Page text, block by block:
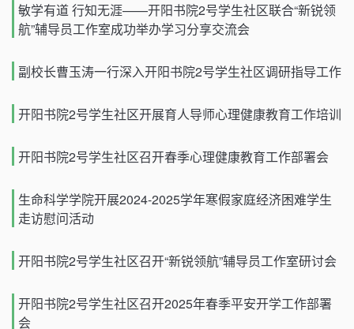
敏学有道 行知无涯——开阳书院2号学生社区联合“新锐领
航”辅导员工作室成功举办学习分享交流会
副校长曹玉涛一行深入开阳书院2号学生社区调研指导工作
开阳书院2号学生社区开展育人导师心理健康教育工作培训
开阳书院2号学生社区召开春季心理健康教育工作部署会
生命科学学院开展2024-2025学年寒假家庭经济困难学生
走访慰问活动
开阳书院2号学生社区召开“新锐领航”辅导员工作室研讨会
开阳书院2号学生社区召开2025年春季平安开学工作部署
会